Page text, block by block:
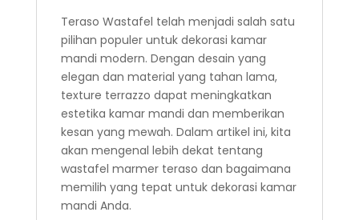
Teraso Wastafel telah menjadi salah satu
pilihan populer untuk dekorasi kamar
mandi modern. Dengan desain yang
elegan dan material yang tahan lama,
texture terrazzo dapat meningkatkan
estetika kamar mandi dan memberikan
kesan yang mewah. Dalam artikel ini, kita
akan mengenal lebih dekat tentang
wastafel marmer teraso dan bagaimana
memilih yang tepat untuk dekorasi kamar
mandi Anda.